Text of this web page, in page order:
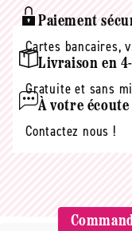
Paiement
Cartes bancaires,
Livraison en
Gratuite et sans
À votre écoute
Contactez nous !